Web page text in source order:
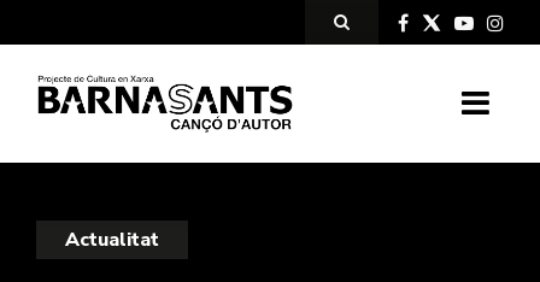
Actualitat